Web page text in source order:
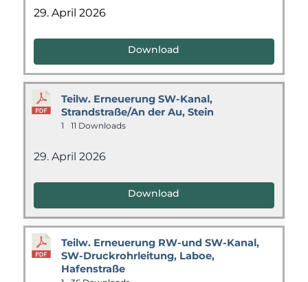
29. April 2026
Download
Teilw. Erneuerung SW-Kanal,
Strandstraße/An der Au, Stein
1 11 Downloads
29. April 2026
Download
Teilw. Erneuerung RW-und SW-Kanal,
SW-Druckrohrleitung, Laboe,
Hafenstraße